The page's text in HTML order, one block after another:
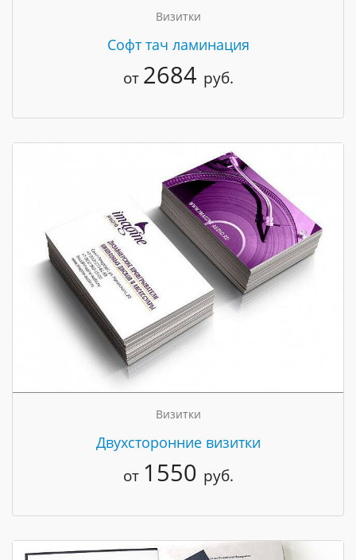
Визитки
Cофт тач ламинация
от 2684 руб.
Визитки
Двухсторонние визитки
от 1550 руб.